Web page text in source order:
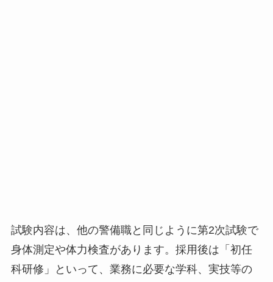
試験内容は、他の警備職と同じように第2次試験で
身体測定や体力検査があります。採用後は「初任
科研修」といって、業務に必要な学科、実技等の